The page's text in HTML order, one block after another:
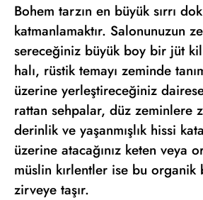
Bohem tarzın en büyük sırrı
katmanlamaktır. Salonunuzun
sereceğiniz büyük boy bir jüt
halı, rüstik temayı zeminde
üzerine yerleştireceğiniz
rattan sehpalar, düz zeminlere
derinlik ve yaşanmışlık hissi
üzerine atacağınız keten veya
müslin kırlentler ise bu organik
zirveye taşır.